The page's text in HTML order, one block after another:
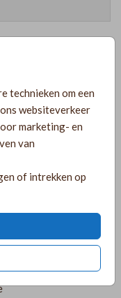
technieken om een
websiteverkeer
marketing- en
van
of intrekken op
zandkleur